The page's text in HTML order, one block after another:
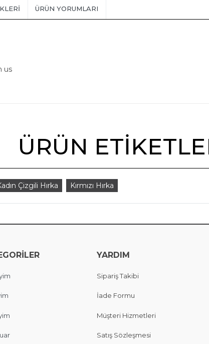
ÜRÜN YORUMLARI
us
ÜRÜN
Çizgili Hırka Kırmızı Hırka
YARDIM
Sipariş Takibi
İade Formu
Müşteri Hizmetleri
Satış Sözleşmesi